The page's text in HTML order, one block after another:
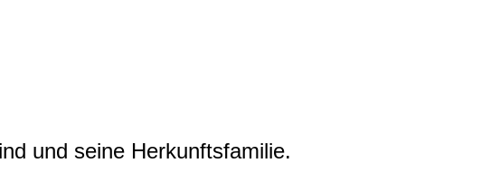
und seine Herkunftsfamilie.